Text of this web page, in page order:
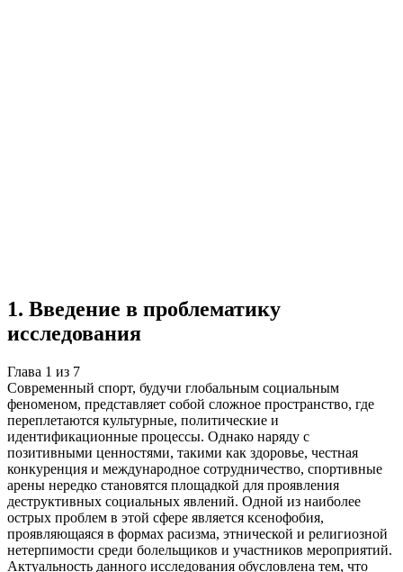
1. Введение в проблематику
исследования
Глава 1 из 7
Современный спорт, будучи глобальным социальным
феноменом, представляет собой сложное пространство, где
переплетаются культурные, политические и
идентификационные процессы. Однако наряду с
позитивными ценностями, такими как здоровье, честная
конкуренция и международное сотрудничество, спортивные
арены нередко становятся площадкой для проявления
деструктивных социальных явлений. Одной из наиболее
острых проблем в этой сфере является ксенофобия,
проявляющаяся в формах расизма, этнической и религиозной
нетерпимости среди болельщиков и участников мероприятий.
Актуальность данного исследования обусловлена тем, что